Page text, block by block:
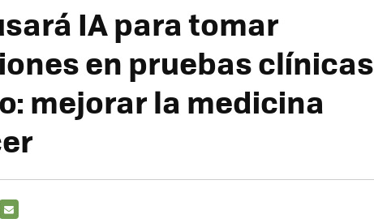
IA para tomar
en pruebas clínicas
mejorar la medicina